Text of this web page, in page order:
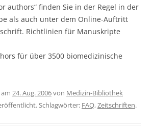
authors“ finden Sie in der Regel in der
als auch unter dem Online-Auftritt
Richtlinien für Manuskripte
für über 3500 biomedizinische
24. Aug. 2006von Medizin-Bibliothek
Schlagwörter: FAQ,Zeitschriften.